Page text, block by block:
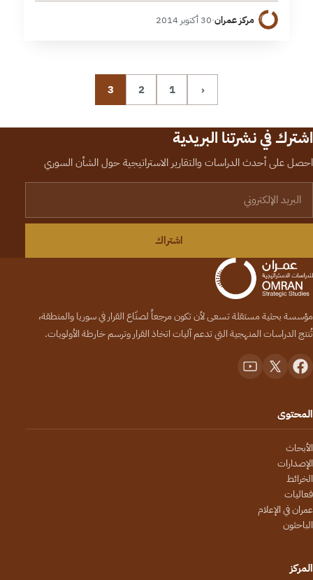
المتوقع أن يلعبها الفرقاء المختلفون ليجنوا أكبر قدر من
المنافع ويحموا…
مركز عمران·30 أكتوبر 2014
‹
1
2
3
اشترك في نشرتنا البريدية
احصل على أحدث الدراسات والتقارير الاستراتيجية حول الشأن السوري
اشتراك
مؤسسة بحثية مستقلة تسعى لأن تكون مرجعاً لصنّاع القرار في سوريا والمنطقة،
تُنتج الدراسات المنهجية التي تدعم آليات اتخاذ القرار وترسم خارطة الأولويات.
المحتوى
الأبحاث
الإصدارات
الخرائط
فعاليات
عمران في الإعلام
الباحثون
المركز